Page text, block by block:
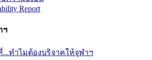
Report
ฯ
...ทำไมต้องบริจาคให้จุฬาฯ